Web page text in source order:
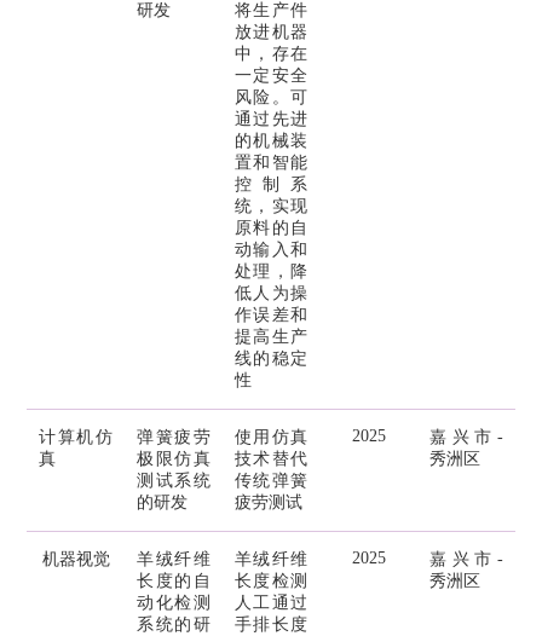
研发
将生产件
放进机器
中，存在
一定安全
风险。可
通过先进
的机械装
置和智能
控制系
统，实现
原料的自
动输入和
处理，降
低人为操
作误差和
提高生产
线的稳定
性
计算机仿
真
弹簧疲劳
极限仿真
测试系统
的研发
使用仿真
技术替代
传统弹簧
疲劳测试
2025
嘉兴市-
秀洲区
机器视觉
羊绒纤维
长度的自
动化检测
系统的研
羊绒纤维
长度检测
人工通过
手排长度
2025
嘉兴市-
秀洲区